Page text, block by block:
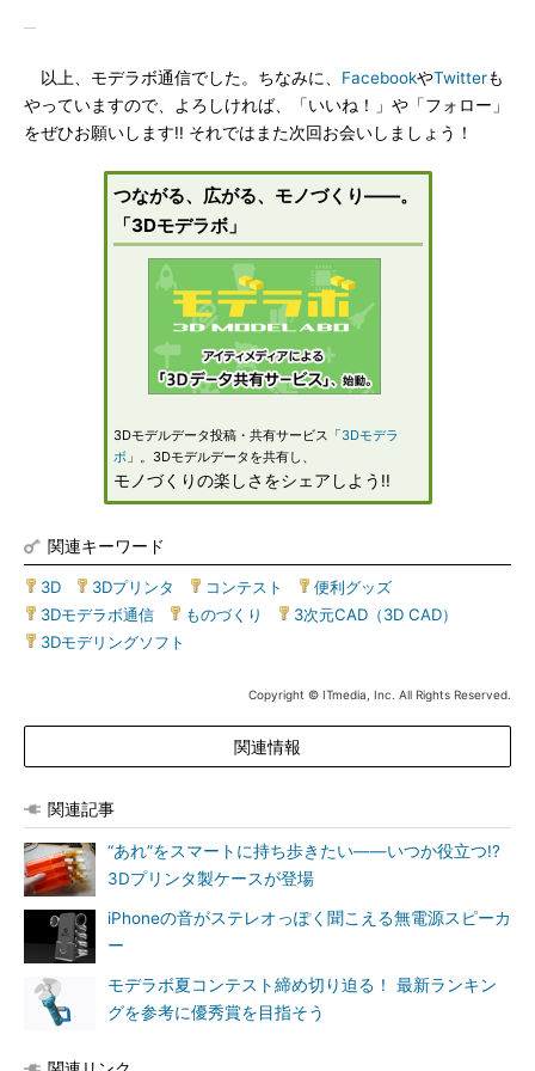
以上、モデラボ通信でした。ちなみに、 FacebookやTwitterも
やっていますので、よろしければ、「いいね！」や「フォロー」
をぜひお願いします!! それではまた次回お会いしましょう！
つながる、広がる、モノづくり――。
「3Dモデラボ」
3Dモデルデータ投稿・共有サービス「3Dモデラ
ボ」。3Dモデルデータを共有し、
モノづくりの楽しさをシェアしよう!!
関連キーワード
3D 3Dプリンタ コンテスト 便利グッズ
3Dモデラボ通信
ものづくり 3次元CAD（3D CAD）
3Dモデリングソフト
Copyright © ITmedia, Inc. All Rights Reserved.
関連情報
関連記事
“あれ”をスマートに持ち歩きたい――いつか役立つ!?
3Dプリンタ製ケースが登場
iPhoneの音がステレオっぽく聞こえる無電源スピーカ
ー
モデラボ夏コンテスト締め切り迫る！ 最新ランキン
グを参考に優秀賞を目指そう